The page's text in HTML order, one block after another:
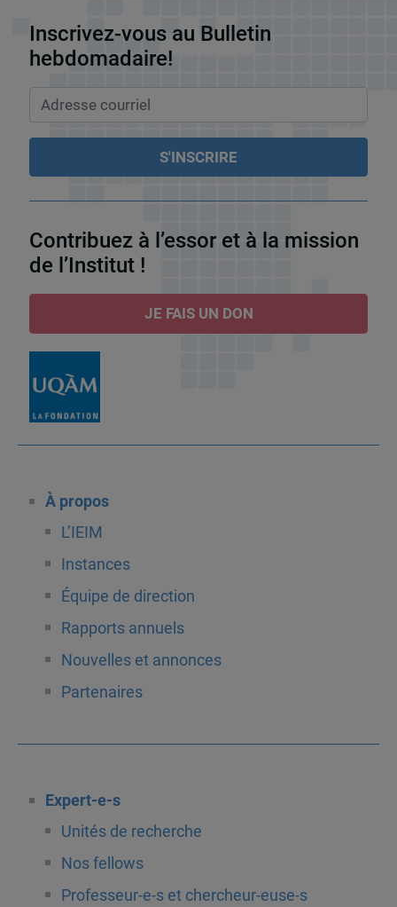
Inscrivez-vous au Bulletin
hebdomadaire!
Contribuez à l’essor et à la mission
de l’Institut !
JE FAIS UN DON
À propos
L’IEIM
Instances
Équipe de direction
Rapports annuels
Nouvelles et annonces
Partenaires
Expert-e-s
Unités de recherche
Nos fellows
Professeur-e-s et chercheur-euse-s